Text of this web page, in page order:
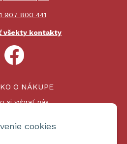
cookies
907 800 441
všekty kontakty
O NÁKUPE
si vybrať nás
a doprava